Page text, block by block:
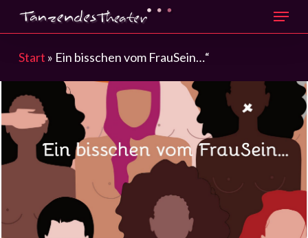
Skip
to
main
Menu
Start » Ein bisschen vom FrauSein…“